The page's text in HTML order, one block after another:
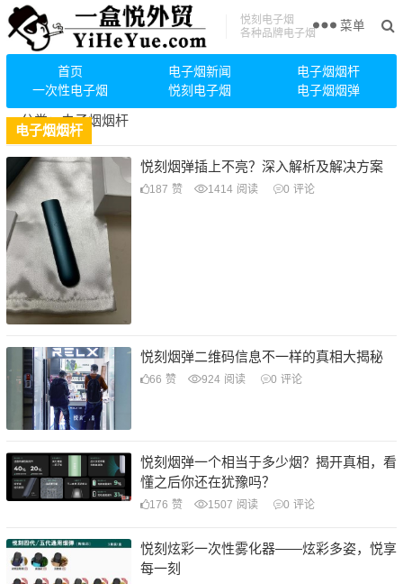
悦刻电子烟
各种品牌电子烟
首页 电子烟新闻
电子烟烟杆
一次性电子烟
悦刻电子烟 电子烟烟弹
菜单
电子烟烟杆
悦刻烟弹插上不亮？深入解析及解决方案
187 赞 1414 阅读 0 评论
悦刻烟弹二维码信息不一样的真相大揭秘
66 赞 924 阅读 0 评论
悦刻烟弹一个相当于多少烟？揭开真相，看
懂之后你还在犹豫吗？
176 赞 1507 阅读 0 评论
悦刻炫彩一次性雾化器——炫彩多姿，悦享
每一刻